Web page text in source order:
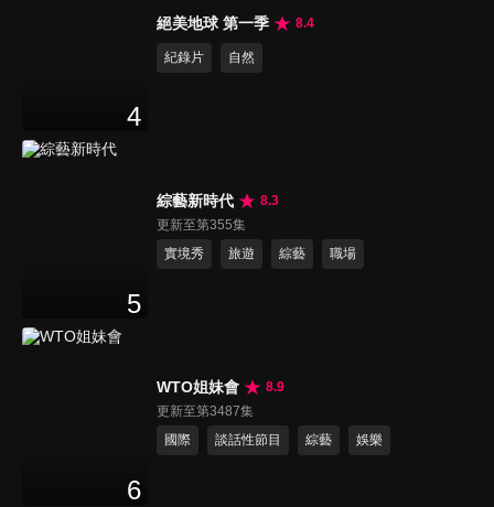
4
絕美地球 第一季 8.4
紀錄片 自然
5
綜藝新時代
8.3
更新至第355集
實境秀
旅遊 綜藝 職場
6
WTO姐妹會
8.9
更新至第3487集
國際
談話性節目 綜藝 娛樂